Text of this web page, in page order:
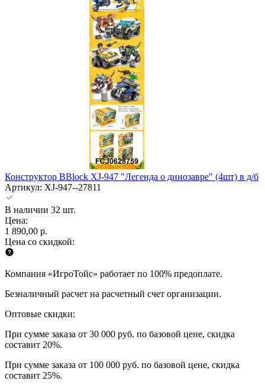
Конструктор BBlock XJ-947 "Легенда о динозавре" (4шт) в д/б
Артикул: XJ-947--27811
В наличии 32 шт.
Цена:
1 890,00 р.
Цена со скидкой:
Компания «ИгроТойс» работает по 100% предоплате.
Безналичный расчет на расчетный счет организации.
Оптовые скидки:
При сумме заказа от 30 000 руб. по базовой цене, скидка
составит 20%.
При сумме заказа от 100 000 руб. по базовой цене, скидка
составит 25%.